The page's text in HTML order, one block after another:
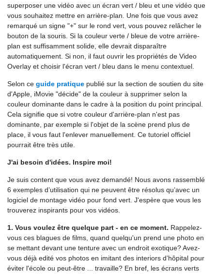
superposer une vidéo avec un écran vert / bleu et une vidéo que
vous souhaitez mettre en arrière-plan. Une fois que vous avez
remarqué un signe "+" sur le rond vert, vous pouvez relâcher le
bouton de la souris. Si la couleur verte / bleue de votre arrière-
plan est suffisamment solide, elle devrait disparaître
automatiquement. Si non, il faut ouvrir les propriétés de Video
Overlay et choisir l'écran vert / bleu dans le menu contextuel.
Selon ce guide pratique publié sur la section de soutien du site
d'Apple, iMovie "décide" de la couleur à supprimer selon la
couleur dominante dans le cadre à la position du point principal.
Cela signifie que si votre couleur d'arrière-plan n'est pas
dominante, par exemple si l'objet de la scène prend plus de
place, il vous faut l'enlever manuellement. Ce tutoriel officiel
pourrait être très utile.
J'ai besoin d'idées. Inspire moi!
Je suis content que vous avez demandé! Nous avons rassemblé
6 exemples d’utilisation qui ne peuvent être résolus qu’avec un
logiciel de montage vidéo pour fond vert. J'espère que vous les
trouverez inspirants pour vos vidéos.
1. Vous voulez être quelque part - en ce moment. Rappelez-
vous ces blagues de films, quand quelqu'un prend une photo en
se mettant devant une tenture avec un endroit exotique? Avez-
vous déjà edité vos photos en imitant des interiors d’hôpital pour
éviter l'école ou peut-être ... travaille? En bref, les écrans verts